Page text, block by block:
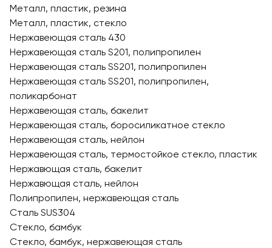
Металл, пластик, резина
Металл, пластик, стекло
Нержавеющая сталь 430
Нержавеющая сталь S201, полипропилен
Нержавеющая сталь SS201, полипропилен
Нержавеющая сталь SS201, полипропилен,
поликарбонат
Нержавеющая сталь, бакелит
Нержавеющая сталь, боросиликатное стекло
Нержавеющая сталь, нейлон
Нержавеющая сталь, термостойкое стекло, пластик
Нержавющая сталь, бакелит
Нержавющая сталь, нейлон
Полипропилен, нержавеющая сталь
Сталь SUS304
Стекло, бамбук
Стекло, бамбук, нержавеющая сталь